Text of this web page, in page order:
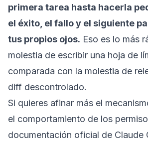
primera tarea hasta hacerla
el éxito, el fallo y el siguiente
tus propios ojos. Eso es lo más
molestia de escribir una hoja de
comparada con la molestia de
diff descontrolado.
Si quieres afinar más el
el comportamiento de los
documentación oficial de Claude